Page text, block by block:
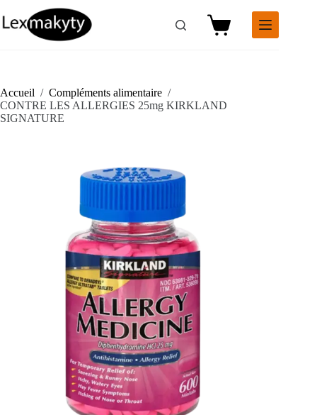
au
contenu
Panier
Accueil / Compléments alimentaire /
CONTRE LES ALLERGIES 25mg KIRKLAND
SIGNATURE